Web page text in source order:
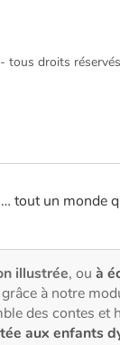
tous droits réservés
tout un monde
illustrée, ou à
à notre
des contes et
aux enfants